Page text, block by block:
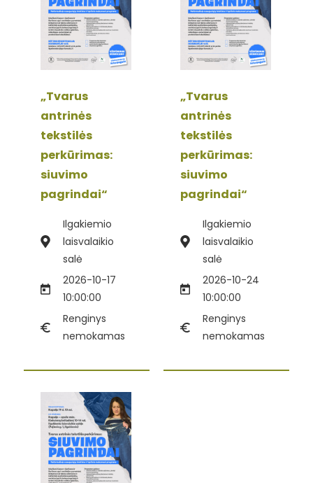
„Tvarus
antrinės
tekstilės
perkūrimas:
siuvimo
pagrindai“
Ilgakiemio
laisvalaikio
salė
2026-10-17
10:00:00
Renginys
nemokamas
„Tvarus
antrinės
tekstilės
perkūrimas:
siuvimo
pagrindai“
Ilgakiemio
laisvalaikio
salė
2026-10-24
10:00:00
Renginys
nemokamas